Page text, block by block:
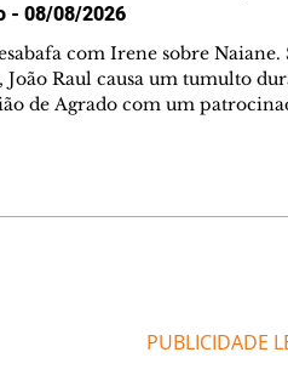
- 08/08/2026
com Irene sobre Naiane.
João Raul causa um tumulto
de Agrado com um
o relacionamento dos dois.
PUBLICIDADE